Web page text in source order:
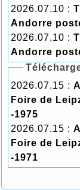
2026.07.10 :
Andorre
2026.07.10 :
Andorre
2026.07.15 :
Foire de
-1975
2026.07.15 :
Foire de
-1971